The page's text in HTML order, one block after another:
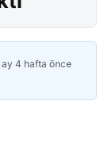
ay 4 hafta önce